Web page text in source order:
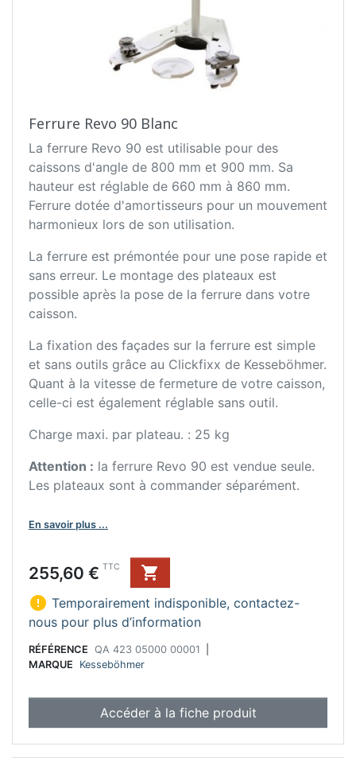
Ferrure Revo 90 Blanc
La ferrure Revo 90 est utilisable pour des
caissons d'angle de 800 mm et 900 mm. Sa
hauteur est réglable de 660 mm à 860 mm.
Ferrure dotée d'amortisseurs pour un mouvement
harmonieux lors de son utilisation.
La ferrure est prémontée pour une pose rapide et
sans erreur. Le montage des plateaux est
possible après la pose de la ferrure dans votre
caisson.
La fixation des façades sur la ferrure est simple
et sans outils grâce au Clickfixx de Kesseböhmer.
Quant à la vitesse de fermeture de votre caisson,
celle-ci est également réglable sans outil.
Charge maxi. par plateau. : 25 kg
Attention : la ferrure Revo 90 est vendue seule.
Les plateaux sont à commander séparément.
En savoir plus ...
Prix
255,60 € TTC

 Temporairement indisponible, contactez-
nous pour plus d’information
RÉFÉRENCE QA 423 05000 00001
MARQUE
Kesseböhmer
Accéder à la fiche produit